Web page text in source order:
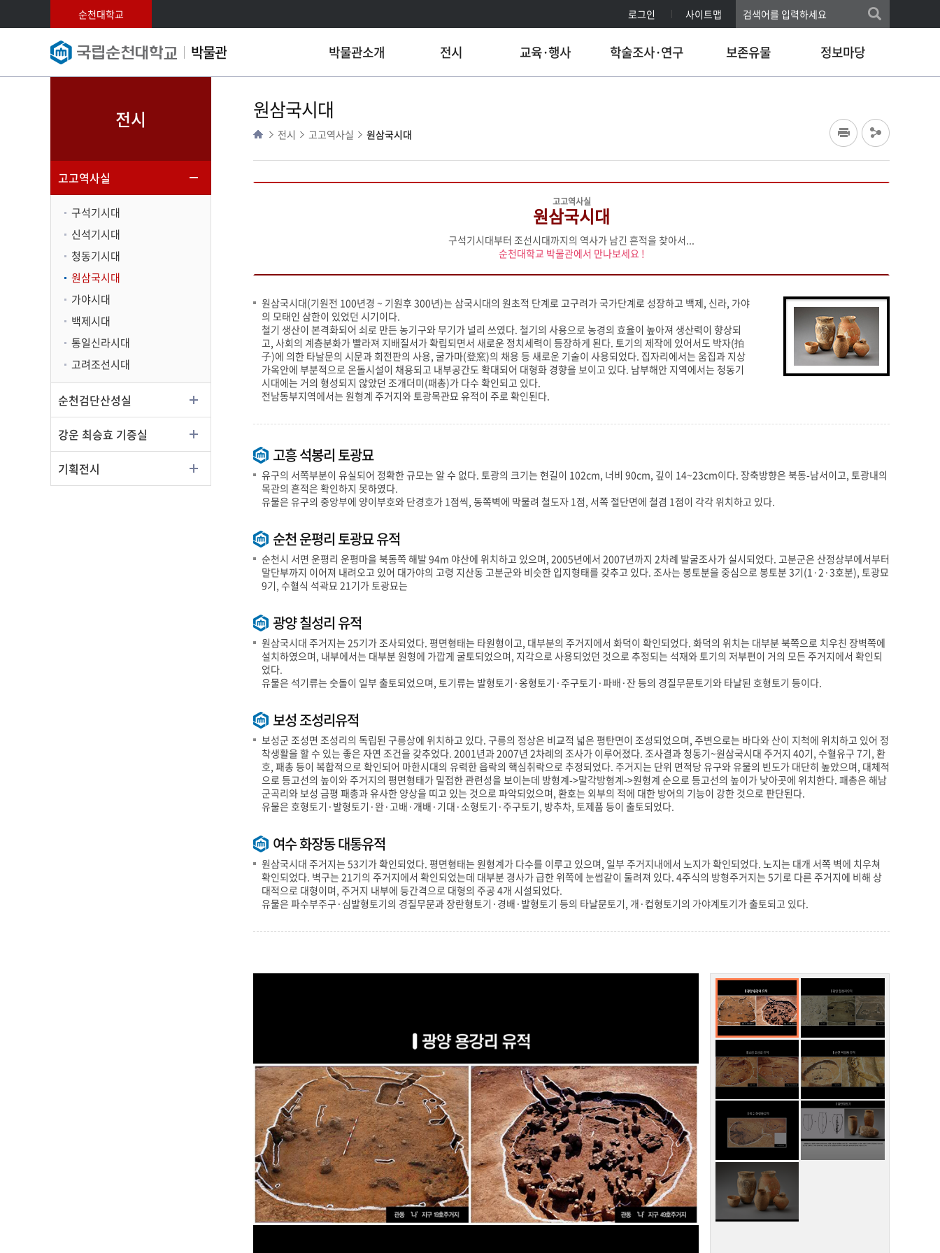
순천대학교 로그인 사이트맵
박물관 박물관소개 전시 교육·행사 학술조사·연구 보존유물 정보마당
전시
고고역사실
구석기시대
신석기시대
청동기시대
원삼국시대
가야시대
백제시대
통일신라시대
고려조선시대
순천검단산성실
강운 최승효 기증실
기획전시
원삼국시대
전시 고고역사실 원삼국시대
고고역사실
원삼국시대
구석기시대부터 조선시대까지의 역사가 남긴 흔적을 찾아서...
순천대학교 박물관에서 만나보세요 !
원삼국시대(기원전 100년경 ~ 기원후 300년)는 삼국시대의 원초적 단계로 고구려가 국가단계로 성장하고 백제, 신라, 가야
의 모태인 삼한이 있었던 시기이다.
철기 생산이 본격화되어 쇠로 만든 농기구와 무기가 널리 쓰였다. 철기의 사용으로 농경의 효율이 높아져 생산력이 향상되
고, 사회의 계층분화가 빨라져 지배질서가 확립되면서 새로운 정치세력이 등장하게 된다. 토기의 제작에 있어서도 박자(拍
子)에 의한 타날문의 시문과 회전판의 사용, 굴가마(登窯)의 채용 등 새로운 기술이 사용되었다. 집자리에서는 움집과 지상
가옥안에 부분적으로 온돌시설이 채용되고 내부공간도 확대되어 대형화 경향을 보이고 있다. 남부해안 지역에서는 청동기
시대에는 거의 형성되지 않았던 조개더미(패총)가 다수 확인되고 있다.
전남동부지역에서는 원형계 주거지와 토광목관묘 유적이 주로 확인된다.
고흥 석봉리 토광묘
유구의 서쪽부분이 유실되어 정확한 규모는 알 수 없다. 토광의 크기는 현길이 102cm, 너비 90cm, 깊이 14~23cm이다. 장축방향은 북동-남서이고, 토광내의
목관의 흔적은 확인하지 못하였다.
유물은 유구의 중앙부에 양이부호와 단경호가 1점씩, 동쪽벽에 막물려 철도자 1점, 서쪽 절단면에 철겸 1점이 각각 위치하고 있다.
순천 운평리 토광묘 유적
순천시 서면 운평리 운평마을 북동쪽 해발 94m 야산에 위치하고 있으며, 2005년에서 2007년까지 2차례 발굴조사가 실시되었다. 고분군은 산정상부에서부터
말단부까지 이어져 내려오고 있어 대가야의 고령 지산동 고분군와 비슷한 입지형태를 갖추고 있다. 조사는 봉토분을 중심으로 봉토분 3기(1·2·3호분), 토광묘
9기, 수혈식 석곽묘 21기가 토광묘는
광양 칠성리 유적
원삼국시대 주거지는 25기가 조사되었다. 평면형태는 타원형이고, 대부분의 주거지에서 화덕이 확인되었다. 화덕의 위치는 대부분 북쪽으로 치우친 장벽쪽에
설치하였으며, 내부에서는 대부분 원형에 가깝게 굴토되었으며, 지각으로 사용되었던 것으로 추정되는 석재와 토기의 저부편이 거의 모든 주거지에서 확인되
었다.
유물은 석기류는 숫돌이 일부 출토되었으며, 토기류는 발형토기·옹형토기·주구토기·파배·잔 등의 경질무문토기와 타날된 호형토기 등이다.
보성 조성리유적
보성군 조성면 조성리의 독립된 구릉상에 위치하고 있다. 구릉의 정상은 비교적 넓은 평탄면이 조성되었으며, 주변으로는 바다와 산이 지척에 위치하고 있어 정
착생활을 할 수 있는 좋은 자연 조건을 갖추었다. 2001년과 2007년 2차례의 조사가 이루어졌다. 조사결과 청동기~원삼국시대 주거지 40기, 수혈유구 7기, 환
호, 패총 등이 복합적으로 확인되어 마한시대의 유력한 읍락의 핵심취락으로 추정되었다. 주거지는 단위 면적당 유구와 유물의 빈도가 대단히 높았으며, 대체적
으로 등고선의 높이와 주거지의 평면형태가 밀접한 관련성을 보이는데 방형계->말각방형계->원형계 순으로 등고선의 높이가 낮아곳에 위치한다. 패총은 해남
군곡리와 보성 금평 패총과 유사한 양상을 띠고 있는 것으로 파악되었으며, 환호는 외부의 적에 대한 방어의 기능이 강한 것으로 판단된다.
유물은 호형토기·발형토기·완·고배·개배·기대·소형토기·주구토기, 방추차, 토제품 등이 출토되었다.
여수 화장동 대통유적
원삼국시대 주거지는 53기가 확인되었다. 평면형태는 원형계가 다수를 이루고 있으며, 일부 주거지내에서 노지가 확인되었다. 노지는 대개 서쪽 벽에 치우쳐
확인되었다. 벽구는 21기의 주거지에서 확인되었는데 대부분 경사가 급한 위쪽에 눈썹같이 둘려져 있다. 4주식의 방형주거지는 5기로 다른 주거지에 비해 상
대적으로 대형이며, 주거지 내부에 등간격으로 대형의 주공 4개 시설되었다.
유물은 파수부주구·심발형토기의 경질무문과 장란형토기·경배·발형토기 등의 타날문토기, 개·컵형토기의 가야계토기가 출토되고 있다.